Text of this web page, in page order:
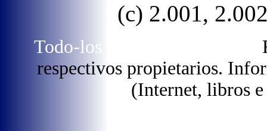
(c) 2.001,
Todo-los dereitos reservados.
respectivos propietarios.
(Internet, libros